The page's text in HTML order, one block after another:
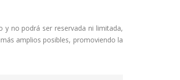
y no podrá ser reservada ni limitada,
amplios posibles, promoviendo la